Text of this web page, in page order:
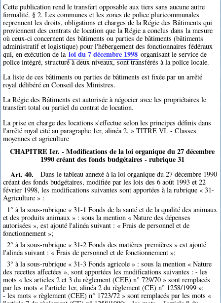
Cette publication rend le transfert opposable aux tiers sans aucune autre
formalité. § 2. Les communes et les zones de police pluricommunales
reprennent les droits, obligations et charges de la Régie des Bâtiments qui
proviennent des contrats de location que la Régie a conclus dans la mesure
où ceux-ci concernent des bâtiments ou parties de bâtiments (bâtiments
administratif et logistique) pour l'hébergement des fonctionnaires fédéraux
qui, en exécution de la loi du 7 décembre 1998 organisant le service de
police intégré, structuré à deux niveaux, sont transférés à la police locale.
La liste de ces bâtiments ou parties de bâtiments est fixée par un arrêté
royal délibéré en Conseil des Ministres.
La Régie des Bâtiments est autorisée à négocier avec les propriétaires le
transfert total ou partiel du contrat de location.
La prise en charge des locations s'effectue selon les principes définis dans
l'arrêté royal cité au paragraphe 1er, alinéa 2. » TITRE VI. - Classes
moyennes et agriculture
CHAPITRE Ier. - Modifications de la loi organique du 27 décembre
1990 créant des fonds budgétaires - rubrique 31
Art. 40.
Dans le tableau annexé à la loi organique du 27 décembre 1990
créant des fonds budgétaires, modifiée par les lois des 6 août 1993 et 22
février 1998, les modifications suivantes sont apportées à la rubrique « 31-
Agriculture » :
1° à la sous-rubrique « 31-1 Fonds de la santé et de la qualité des animaux
et des produits animaux » : sous la mention « Nature des dépenses
autorisées », est ajouté l'alinéa suivant : « Frais de personnel et de
fonctionnement »;
2° à la sous-rubrique « 31-2 Fonds des matières premières » est ajouté
l'alinéa suivant : « Frais de personnel et de fonctionnement »;
3° à la sous-rubrique « 31-3 Fonds agricole » : sous la mention « Nature
des recettes affectées », sont apportées les modifications suivantes : - les
mots « les articles 2 et 3 du règlement (CEE) n° 729/70 » sont remplacés
par les mots « l'article 1er, alinéa 2 du règlement (CE) n° 1258/1999 »;
- les mots « règlement (CEE) n° 1723/72 » sont remplacés par les mots «